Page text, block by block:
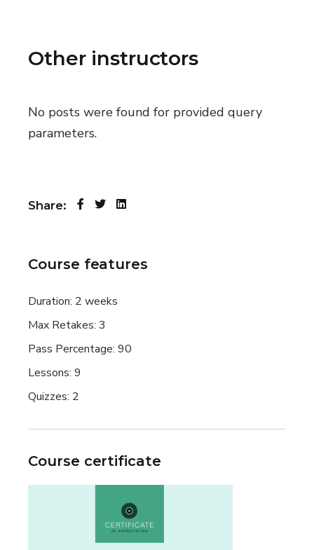
Other instructors
No posts were found for provided query
parameters.
Share:
Course features
Duration: 2 weeks
Max Retakes:3
Pass Percentage:90
Lessons:9
Quizzes: 2
Course certificate